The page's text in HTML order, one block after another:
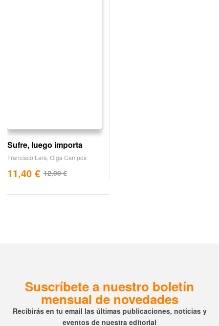
Sufre, luego importa
Francisco Lara Olga Campos
12,00€
11,40 €
Suscríbete a nuestro boletín
mensual de novedades
Recibirás en tu email las últimas publicaciones, noticias y
eventos de nuestra editorial